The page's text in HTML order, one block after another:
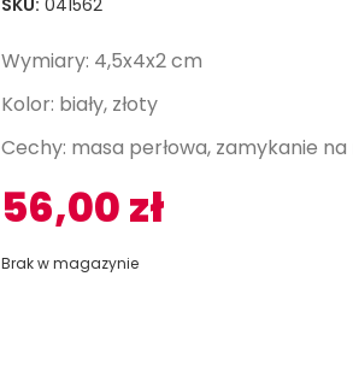
SKU: 041562
Wymiary: 4,5x4x2 cm
Kolor: biały, złoty
Cechy: masa perłowa, zamykanie
56,00zł
Brak w magazynie